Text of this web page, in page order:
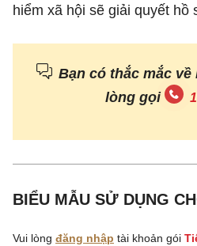
hiểm xã hội sẽ giải quyết hồ
Bạn có thắc mắc
lòng gọi
BIỂU MẪU SỬ DỤNG
Vui lòng đăng nhập tài khoản gói